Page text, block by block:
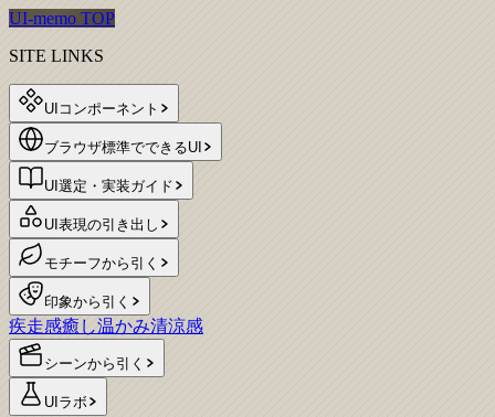
UI-memo TOP
SITE LINKS
UIコンポーネント
ブラウザ標準でできるUI
UI選定・実装ガイド
UI表現の引き出し
モチーフから引く
印象から引く
疾走感癒し温かみ清涼感
シーンから引く
UIラボ